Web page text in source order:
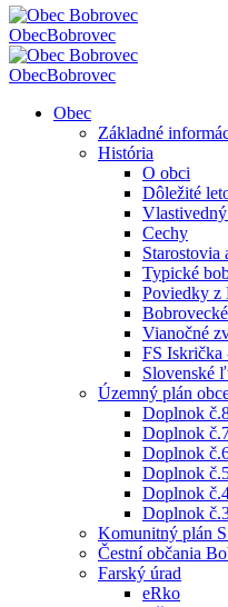
ObecBobrovec
ObecBobrovec
Obec
Základné
História
O obci
Dôležité
Cechy
Starostovia
Typické
Poviedky z
Vianočné
FS Iskrička
Slovenské
Územný plán
Doplnok
Doplnok
Doplnok
Doplnok
Doplnok
Doplnok
Komunitný plán
Čestní občania
Farský úrad
eRko